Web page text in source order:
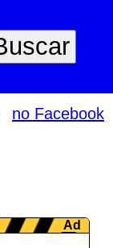
no Facebook